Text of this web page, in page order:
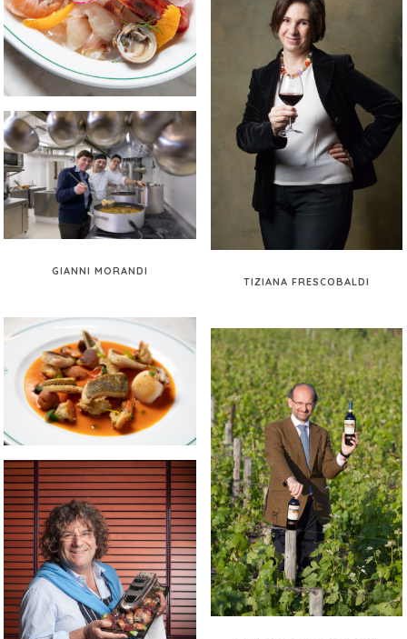
TIZIANA FRESCOBALDI
GIANNI MORANDI